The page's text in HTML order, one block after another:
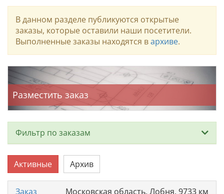
В данном разделе публикуются открытые
заказы, которые оставили наши посетители.
Выполненные заказы находятся вархиве.
Разместить заказ
Фильтр по заказам
Тип
Активные Архив
Московская область, Лобня, 9733 км
Заказ